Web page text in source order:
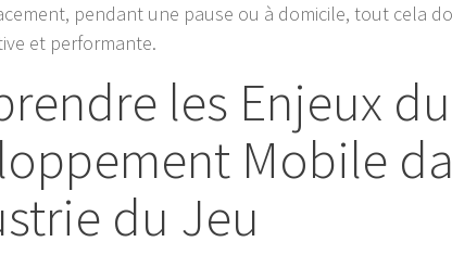
pendant une pause ou à domicile, tout cela
et performante.
les Enjeux du
Mobile
du Jeu